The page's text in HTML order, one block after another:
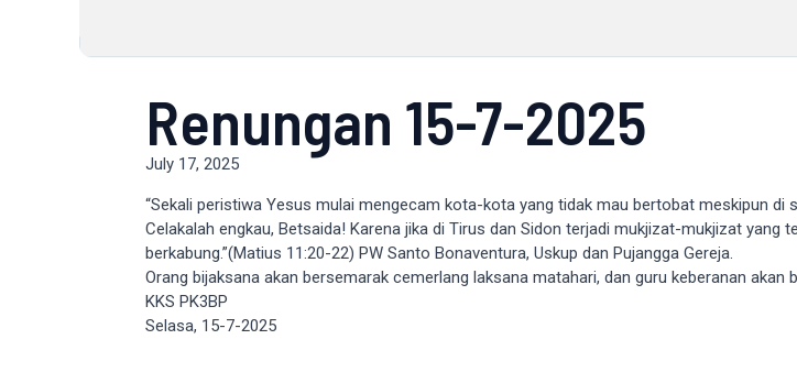
Renungan 15-7-2025
July 17, 2025
“Sekali peristiwa Yesus mulai mengecam kota-kota yang tidak mau bertobat meskipun di
Celakalah engkau, Betsaida! Karena jika di Tirus dan Sidon terjadi mukjizat-mukjizat
berkabung.”(Matius 11:20-22) PW Santo Bonaventura, Uskup dan Pujangga Gereja.
Orang bijaksana akan bersemarak cemerlang laksana matahari, dan guru keberanan akan
KKS PK3BP
Selasa, 15-7-2025